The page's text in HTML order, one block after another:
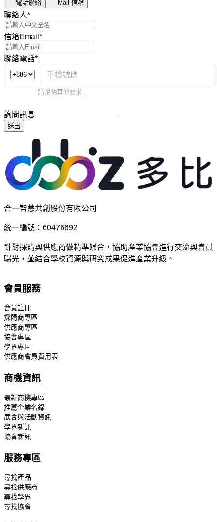
電話聯絡 Mail 信箱
聯絡人*
信箱Email *
聯絡電話*
詢問訊息
送出
合一智慧共創股份有限公司
統一編號：60476692
針對採購與供應商做精準媒合，協助產業協會進行交流與會員
曝光，並結合學校資源與研究成果促進產業升級。
會員服務
會員註冊
採購商專區
供應商專區
協會專區
學界專區
供應商會員費用表
商機資訊
最新商機專區
推薦企業名錄
展會與活動資訊
學界新訊
協會新訊
服務專區
尋找產品
尋找供應商
尋找學界
尋找協會